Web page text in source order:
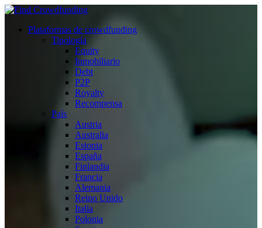
Plataformas de crowdfunding
Tipología
Equity
Inmobiliario
Debt
P2P
Royalty
Recompensa
País
Austria
Australia
Estonia
España
Finlandia
Francia
Alemania
Reino Unido
Italia
Polonia